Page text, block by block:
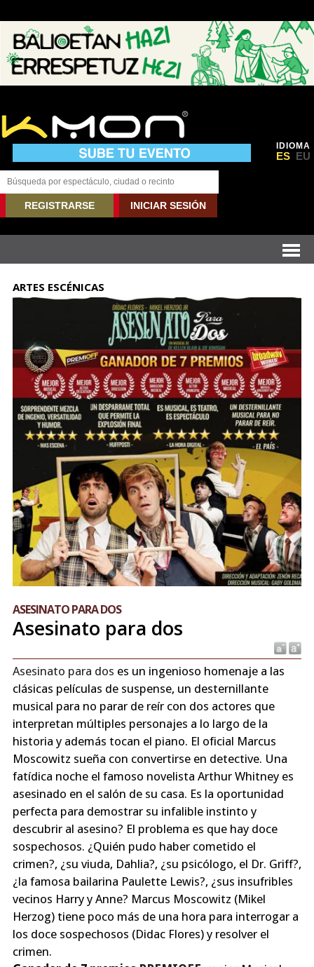
IDIOMA
ES EU
REGISTRARSE INICIAR SESIÓN
ARTES ESCÉNICAS
ASESINATO PARA DOS
Asesinato para dos
Asesinato para dos es un ingenioso homenaje a las
clásicas películas de suspense, un desternillante
musical para no parar de reír con dos actores que
interpretan múltiples personajes a lo largo de la
historia y además tocan el piano. El oficial Marcus
Moscowitz sueña con convertirse en detective. Una
fatídica noche el famoso novelista Arthur Whitney es
asesinado en el salón de su casa. Es la oportunidad
perfecta para demostrar su infalible instinto y
descubrir al asesino? El problema es que hay doce
sospechosos. ¿Quién pudo haber cometido el
crimen?, ¿su viuda, Dahlia?, ¿su psicólogo, el Dr. Griff?,
¿la famosa bailarina Paulette Lewis?, ¿sus insufribles
vecinos Harry y Anne? Marcus Moscowitz (Mikel
Herzog) tiene poco más de una hora para interrogar a
los doce sospechosos (Didac Flores) y resolver el
crimen.